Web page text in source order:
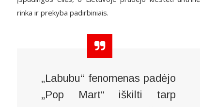
rinka ir prekyba padirbiniais.
„Labubu“ fenomenas padėjo
„Pop Mart“ iškilti tarp